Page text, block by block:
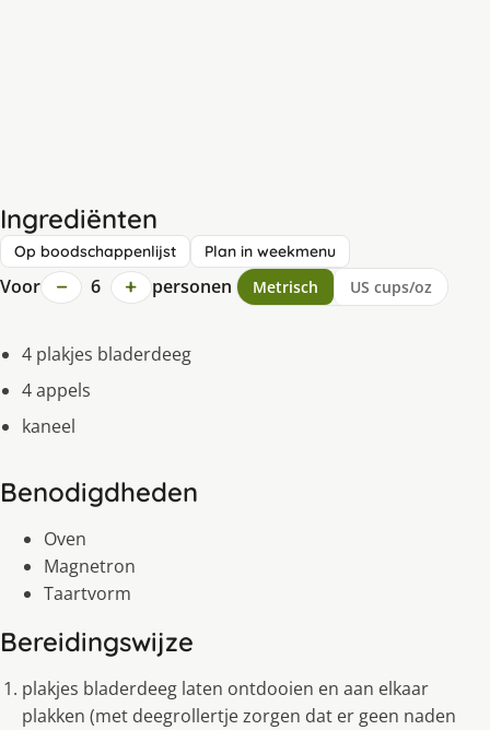
Ingrediënten
Op boodschappenlijst Plan in weekmenu
Voor − 6 + personen Metrisch US cups/oz
4 plakjes bladerdeeg
4 appels
kaneel
Benodigdheden
Oven
Magnetron
Taartvorm
Bereidingswijze
plakjes bladerdeeg laten ontdooien en aan elkaar
plakken (met deegrollertje zorgen dat er geen naden